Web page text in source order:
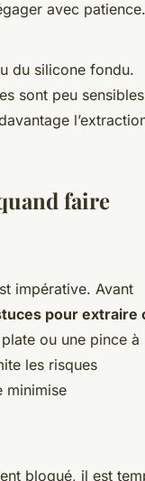
avec patience.
du silicone fondu.
sont peu
faire
impérative. Avant
pour extraire
ou une pince à
les risques
minimise
bloqué, il est